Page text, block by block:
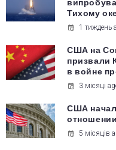
Тихому
1 тиждень
США на
призвали
в войне
3 місяці
США
5 місяців